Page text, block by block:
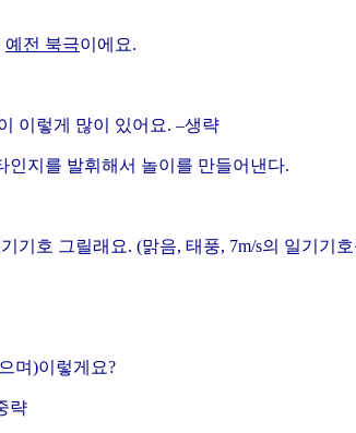
예전 북극이에요.
이렇게 많이 있어요. –생략
인지를 발휘해서 놀이를 만들어낸다.
기호 그릴래요. (맑음, 태풍, 7m/s의 일기기
며)이렇게요?
략